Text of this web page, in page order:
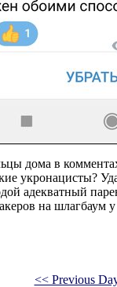
дома в
укронацисты?
адекватный
на шлагбаум
<< Previous